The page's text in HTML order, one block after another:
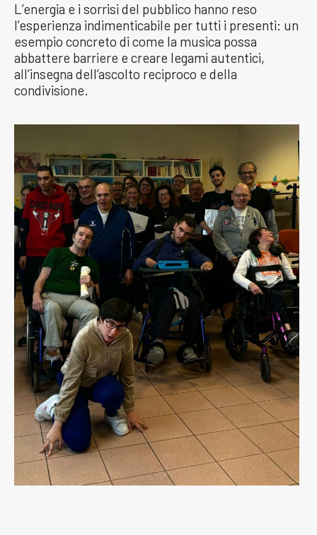
L’energia e i sorrisi del pubblico hanno reso
l’esperienza indimenticabile per tutti i presenti: un
esempio concreto di come la musica possa
abbattere barriere e creare legami autentici,
all’insegna dell’ascolto reciproco e della
condivisione.